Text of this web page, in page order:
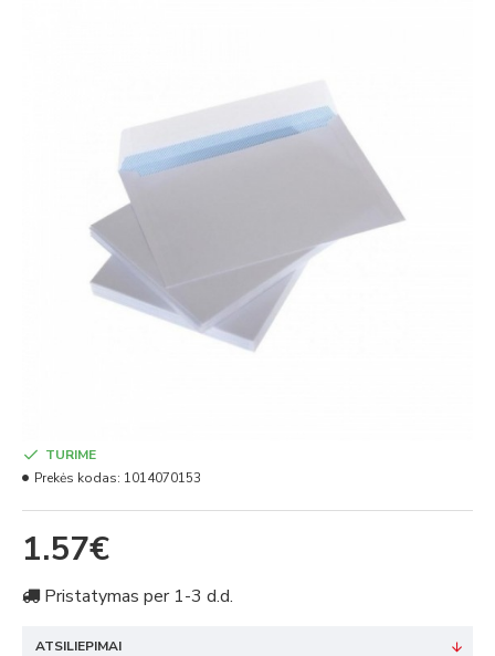
1.57€
TURIME
Prekės kodas: 1014070153
Pristatymas per 1-3 d.d.
ATSILIEPIMAI